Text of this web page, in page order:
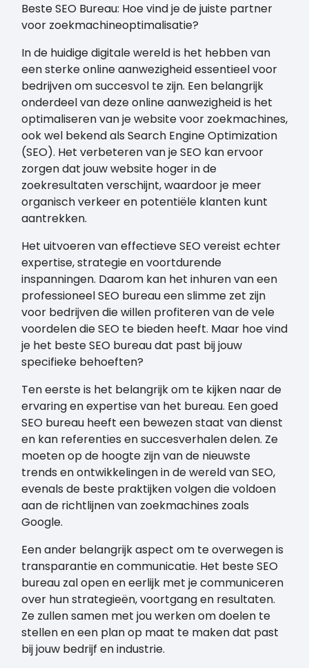
Beste SEO Bureau: Hoe vind je de juiste partner
voor zoekmachineoptimalisatie?
In de huidige digitale wereld is het hebben van
een sterke online aanwezigheid essentieel voor
bedrijven om succesvol te zijn. Een belangrijk
onderdeel van deze online aanwezigheid is het
optimaliseren van je website voor zoekmachines,
ook wel bekend als Search Engine Optimization
(SEO). Het verbeteren van je SEO kan ervoor
zorgen dat jouw website hoger in de
zoekresultaten verschijnt, waardoor je meer
organisch verkeer en potentiële klanten kunt
aantrekken.
Het uitvoeren van effectieve SEO vereist echter
expertise, strategie en voortdurende
inspanningen. Daarom kan het inhuren van een
professioneel SEO bureau een slimme zet zijn
voor bedrijven die willen profiteren van de vele
voordelen die SEO te bieden heeft. Maar hoe vind
je het beste SEO bureau dat past bij jouw
specifieke behoeften?
Ten eerste is het belangrijk om te kijken naar de
ervaring en expertise van het bureau. Een goed
SEO bureau heeft een bewezen staat van dienst
en kan referenties en succesverhalen delen. Ze
moeten op de hoogte zijn van de nieuwste
trends en ontwikkelingen in de wereld van SEO,
evenals de beste praktijken volgen die voldoen
aan de richtlijnen van zoekmachines zoals
Google.
Een ander belangrijk aspect om te overwegen is
transparantie en communicatie. Het beste SEO
bureau zal open en eerlijk met je communiceren
over hun strategieën, voortgang en resultaten.
Ze zullen samen met jou werken om doelen te
stellen en een plan op maat te maken dat past
bij jouw bedrijf en industrie.